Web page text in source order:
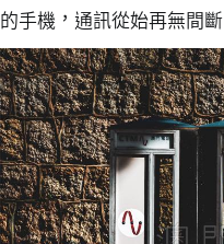
的手機，通訊從始再無間斷